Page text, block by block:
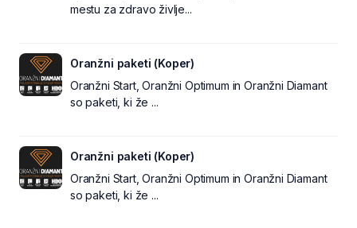
mestu za zdravo življe...
Oranžni paketi (Koper)
Oranžni Start, Oranžni Optimum in Oranžni Diamant
so paketi, ki že ...
Oranžni paketi (Koper)
Oranžni Start, Oranžni Optimum in Oranžni Diamant
so paketi, ki že ...